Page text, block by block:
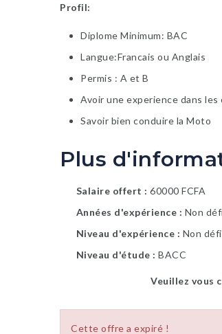
Profil:
Diplome Minimum: BAC
Langue:Francais ou Anglais
Permis : A et B
Avoir une experience dans
Savoir bien conduire la Moto
Plus
Salaire offert
60000 FCFA
Années d'expérience
Non
Niveau d'expérience
Non
Niveau d'étude
BACC
Veuillez vous
Cette offre a expiré !